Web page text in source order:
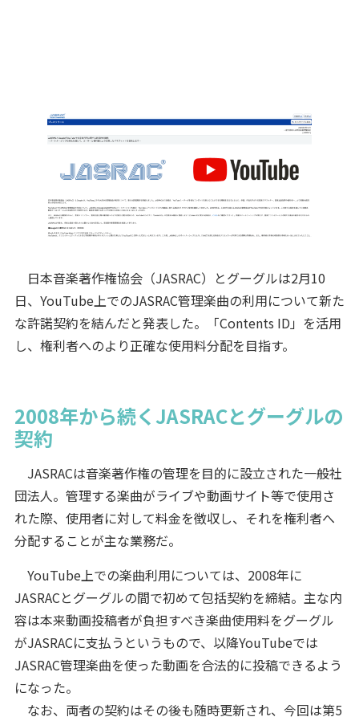
日本音楽著作権協会（JASRAC）とグーグルは2月10
日、YouTube上でのJASRAC管理楽曲の利用について新た
な許諾契約を結んだと発表した。「Contents ID」を活用
し、権利者へのより正確な使用料分配を目指す。
2008年から続くJASRACとグーグルの
契約
JASRACは音楽著作権の管理を目的に設立された一般社
団法人。管理する楽曲がライブや動画サイト等で使用さ
れた際、使用者に対して料金を徴収し、それを権利者へ
分配することが主な業務だ。
YouTube上での楽曲利用については、2008年に
JASRACとグーグルの間で初めて包括契約を締結。主な内
容は本来動画投稿者が負担すべき楽曲使用料をグーグル
がJASRACに支払うというもので、以降YouTubeでは
JASRAC管理楽曲を使った動画を合法的に投稿できるよう
になった。
なお、両者の契約はその後も随時更新され、今回は第5